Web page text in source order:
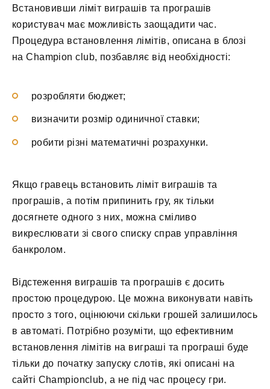
Встановивши ліміт виграшів та програшів
користувач має можливість заощадити час.
Процедура встановлення лімітів, описана в блозі
на Champion club, позбавляє від необхідності:
розробляти бюджет;
визначити розмір одиничної ставки;
робити різні математичні розрахунки.
Якщо гравець встановить ліміт виграшів та
програшів, а потім припинить гру, як тільки
досягнете одного з них, можна сміливо
викреслювати зі свого списку справ управління
банкролом.
Відстеження виграшів та програшів є досить
простою процедурою. Це можна виконувати навіть
просто з того, оцінюючи скільки грошей залишилось
в автоматі. Потрібно розуміти, що ефективним
встановлення лімітів на виграші та програші буде
тільки до початку запуску слотів, які описані на
сайті Championclub, а не під час процесу гри.